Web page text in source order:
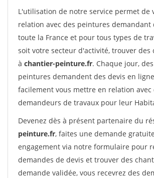
L'utilisation de notre service permet de
relation avec des peintures demandant
toute la France et pour tous types de
soit votre secteur d'activité, trouver des
à chantier-peinture.fr. Chaque jour,
peintures demandent des devis en
facilement vous mettre en relation
demandeurs de travaux pour leur
Devenez dès à présent partenaire du
peinture.fr, faites une demande
engagement via notre formulaire pour
demandes de devis et trouver des
demande validée, vous recevrez des